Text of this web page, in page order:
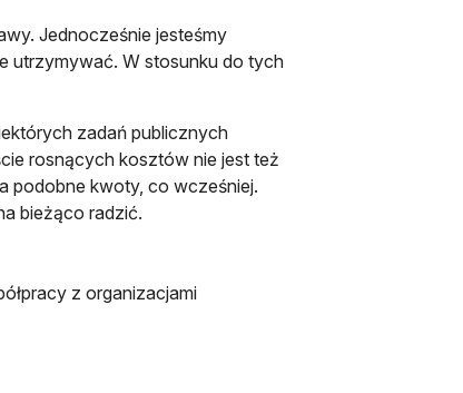
Jednocześnie jesteśmy
utrzymywać. W stosunku do tych
zadań publicznych
rosnących kosztów nie jest też
podobne kwoty, co wcześniej.
bieżąco radzić.
z organizacjami